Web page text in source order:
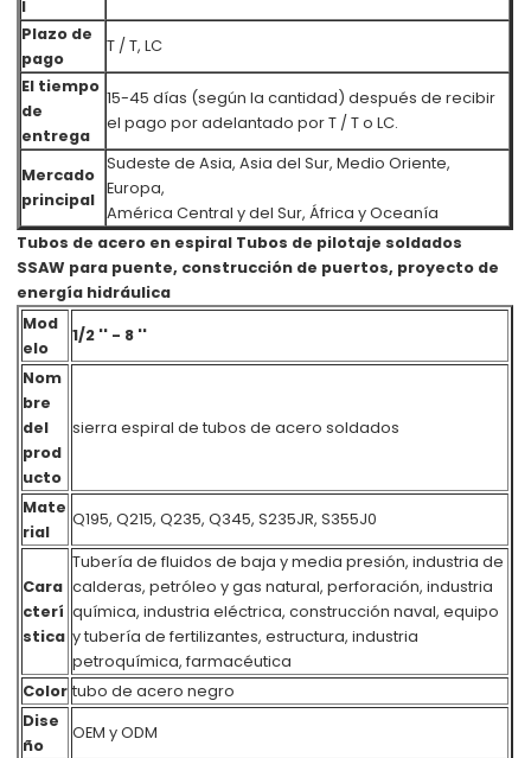
l
Plazo de
pago
T / T, LC
El tiempo
de
entrega
15-45 días (según la cantidad) después de recibir
el pago por adelantado por T / T o LC.
Mercado
principal
Sudeste de Asia, Asia del Sur, Medio Oriente,
Europa,
América Central y del Sur, África y Oceanía
Tubos de acero en espiral Tubos de pilotaje soldados
SSAW para puente, construcción de puertos, proyecto de
energía hidráulica
Mod
elo
1/2 '' - 8 ''
Nom
bre
del
prod
ucto
sierra espiral de tubos de acero soldados
Mate
rial
Q195, Q215, Q235, Q345, S235JR, S355J0
Cara
cterí
stica
Tubería de fluidos de baja y media presión, industria de
calderas, petróleo y gas natural, perforación, industria
química, industria eléctrica, construcción naval, equipo
y tubería de fertilizantes, estructura, industria
petroquímica, farmacéutica
Color tubo de acero negro
Dise
ño
OEM y ODM